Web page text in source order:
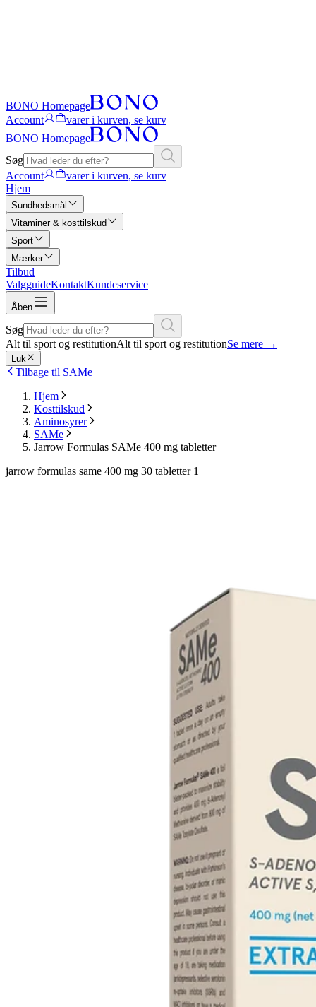
BONO Homepage
Account
varer i kurven, se kurv
BONO Homepage
Søg
Account
varer i kurven, se kurv
Hjem
Sundhedsmål
Vitaminer & kosttilskud
Sport
Mærker
Tilbud
ValgguideKontaktKundeservice
Åben
Søg
Alt til sport og restitutionAlt til sport og restitutionSe mere →
Luk
Tilbage til SAMe
Hjem
Kosttilskud
Aminosyrer
SAMe
Jarrow Formulas SAMe 400 mg tabletter
jarrow formulas same 400 mg 30 tabletter 1